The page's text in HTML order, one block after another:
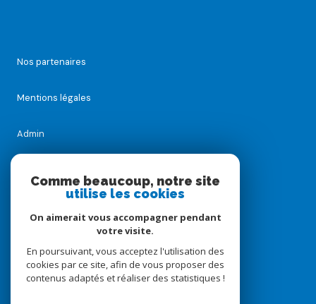
Nos partenaires
Mentions légales
Admin
Comme beaucoup, notre site
utilise les cookies
On aimerait vous accompagner pendant
votre visite.
En poursuivant, vous acceptez l'utilisation des
cookies par ce site, afin de vous proposer des
contenus adaptés et réaliser des statistiques !